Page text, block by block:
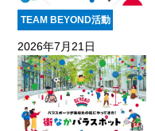
TEAM BEYOND活動
2026年7月21日